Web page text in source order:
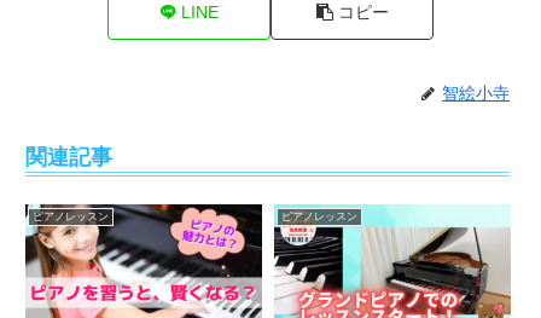
LINE コピー
智絵小寺
関連記事
ピアノレッスン ピアノレッスン